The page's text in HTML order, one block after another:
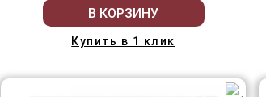
В КОРЗИНУ
Купить в 1 клик